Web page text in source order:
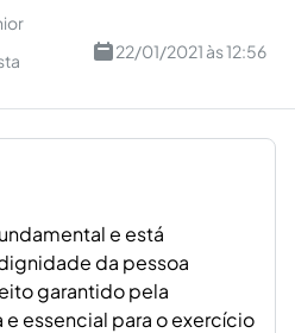
22/01/2021 às 12:56
e está
da pessoa
garantido pela
essencial para o exercício